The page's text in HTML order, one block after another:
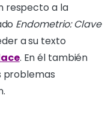
respecto a la
Endometrio: Clave
a su texto
. En él también
problemas